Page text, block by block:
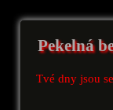
Pekelná
Tvé dny jsou